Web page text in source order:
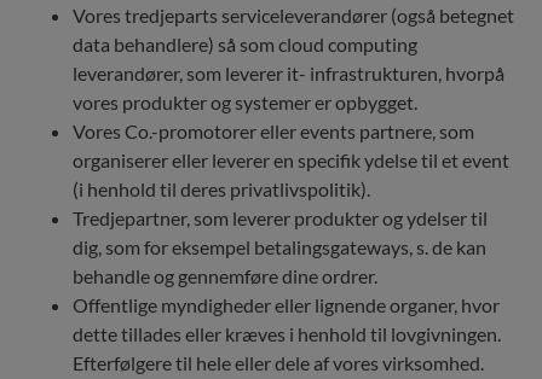
Vores tredjeparts serviceleverandører (også betegnet
data behandlere) så som cloud computing
leverandører, som leverer it- infrastrukturen, hvorpå
vores produkter og systemer er opbygget.
Vores Co.-promotorer eller events partnere, som
organiserer eller leverer en specifik ydelse til et event
(i henhold til deres privatlivspolitik).
Tredjepartner, som leverer produkter og ydelser til
dig, som for eksempel betalingsgateways, s. de kan
behandle og gennemføre dine ordrer.
Offentlige myndigheder eller lignende organer, hvor
dette tillades eller kræves i henhold til lovgivningen.
Efterfølgere til hele eller dele af vores virksomhed.